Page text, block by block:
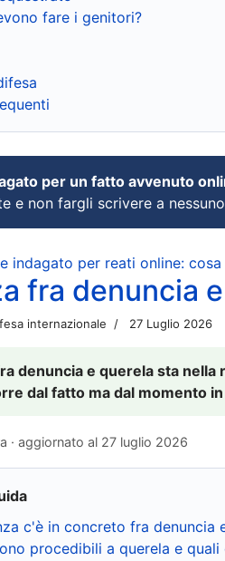
fare i genitori?
per un fatto avvenuto
e non fargli scrivere a
indagato per reati online:
fra denuncia
internazionale 27 Luglio 2026
denuncia e querela sta
dal fatto ma dal momento
· aggiornato al 27 luglio 2026
c'è in concreto fra denuncia
procedibili a querela e